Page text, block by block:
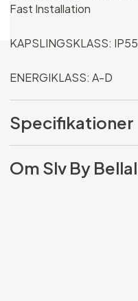
Fast Installation
KAPSLINGSKLASS: IP55
ENERGIKLASS: A-D
Specifikationer
Om Slv By